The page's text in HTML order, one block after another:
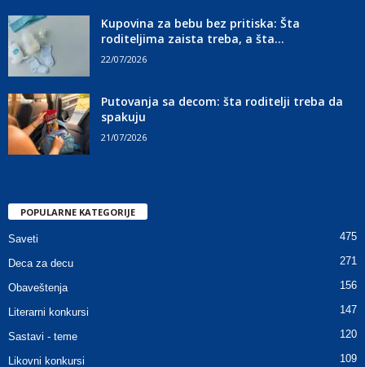
Kupovina za bebu bez pritiska: Šta
roditeljima zaista treba, a šta...
22/07/2026
Putovanja sa decom: šta roditelji treba da
spakuju
21/07/2026
POPULARNE KATEGORIJE
Saveti 475
Deca za decu 271
Obaveštenja 156
Literarni konkursi 147
Sastavi - teme 120
Likovni konkursi 109